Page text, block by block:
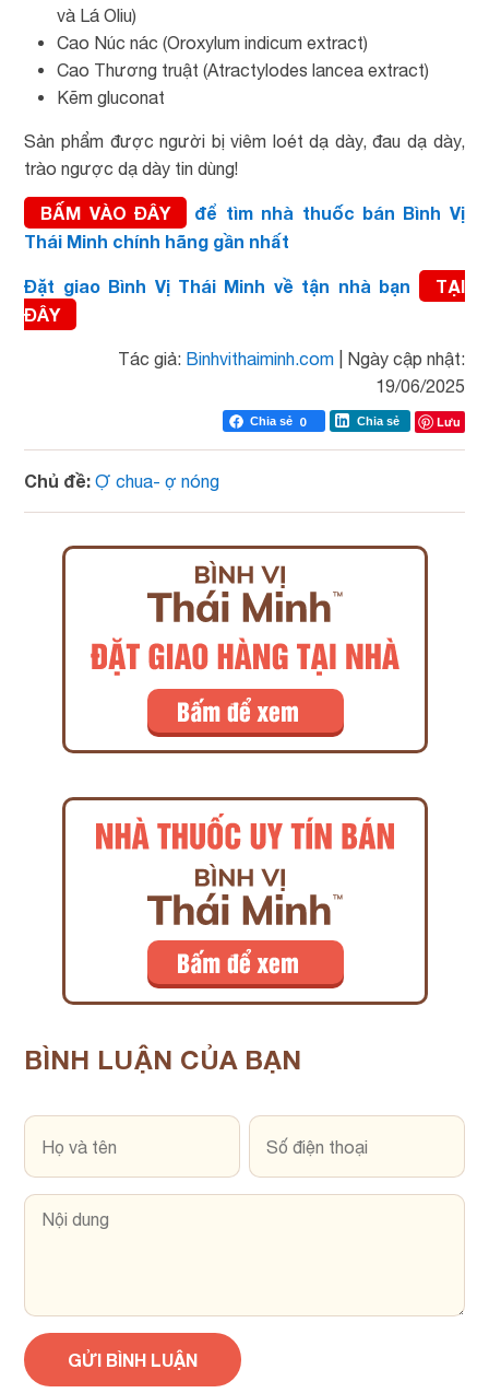
và Lá Oliu)
Cao Núc nác (Oroxylum indicum extract)
Cao Thương truật (Atractylodes lancea extract)
Kẽm gluconat
Sản phẩm được người bị viêm loét dạ dày, đau dạ dày,
trào ngược dạ dày tin dùng!
BẤM VÀO ĐÂY
để tìm nhà thuốc bán Bình Vị
Thái Minh chính hãng gần nhất
Đặt giao Bình Vị Thái Minh về tận nhà bạn
TẠI
ĐÂY
Tác giả: Binhvithaiminh.com
Ngày cập nhật:
19/06/2025
Chia sẻ 0 Chia sẻ Lưu
Chủ đề:Ợ chua- ợ nóng
BÌNH LUẬN CỦA BẠN